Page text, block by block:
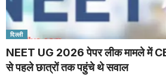
दिल्ली
NEET UG 2026 पेपर लीक मामले में CBI
से पहले छात्रों तक पहुंचे थे सवाल